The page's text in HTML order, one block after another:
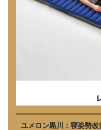
ユメロン黒川：寝姿勢